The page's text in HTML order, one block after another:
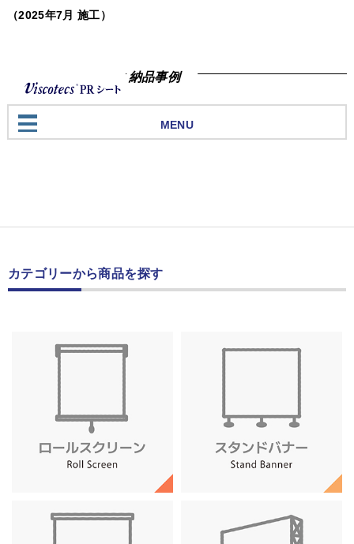
（2025年7月 施工）
納品事例
MENU
カテゴリーから商品を探す